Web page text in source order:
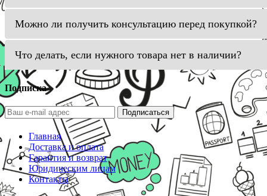
Можно ли получить консультацию перед покупкой?
Что делать, если нужного товара нет в наличии?
Подписка
Подписаться
Главная
Доставка и оплата
Гарантия и возврат
Юридическим лицам
Контакты